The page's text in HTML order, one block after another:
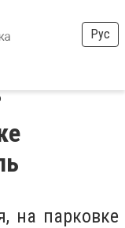
Рус
на парковке